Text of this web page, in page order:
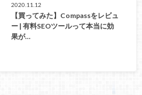
2020.11.12
【買ってみた】Compassをレビュ
ー | 有料SEOツールって本当に効
果が…